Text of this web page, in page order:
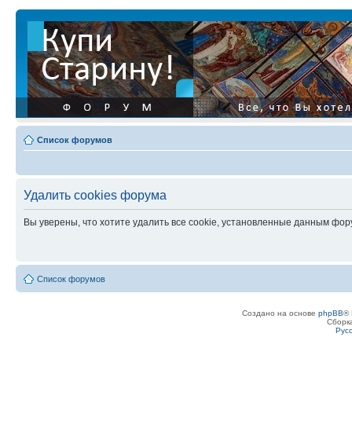
Список форумов
Удалить cookies форума
Вы уверены, что хотите удалить все cookie, установленные данным
Список форумов
Создано на основе phpBB®